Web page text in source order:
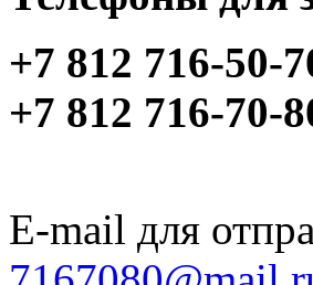
+7 812 716-50-
+7 812 716-70-
E-mail для